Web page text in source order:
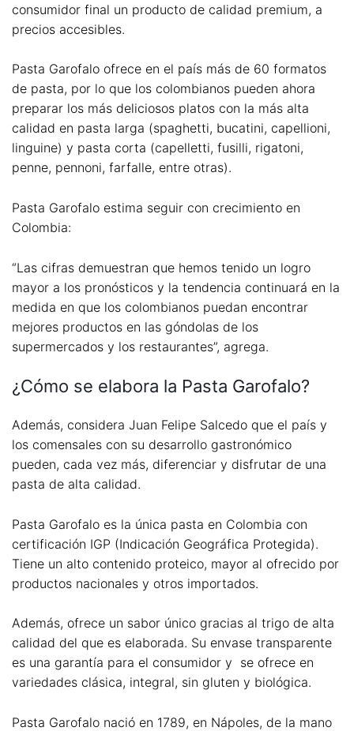
consumidor final un producto de calidad premium, a
precios accesibles.
Pasta Garofalo ofrece en el país más de 60 formatos
de pasta, por lo que los colombianos pueden ahora
preparar los más deliciosos platos con la más alta
calidad en pasta larga (spaghetti, bucatini, capellioni,
linguine) y pasta corta (capelletti, fusilli, rigatoni,
penne, pennoni, farfalle, entre otras).
Pasta Garofalo estima seguir con crecimiento en
Colombia:
“Las cifras demuestran que hemos tenido un logro
mayor a los pronósticos y la tendencia continuará en la
medida en que los colombianos puedan encontrar
mejores productos en las góndolas de los
supermercados y los restaurantes”, agrega.
¿Cómo se elabora la Pasta Garofalo?
Además, considera Juan Felipe Salcedo que el país y
los comensales con su desarrollo gastronómico
pueden, cada vez más, diferenciar y disfrutar de una
pasta de alta calidad.
Pasta Garofalo es la única pasta en Colombia con
certificación IGP (Indicación Geográfica Protegida).
Tiene un alto contenido proteico, mayor al ofrecido por
productos nacionales y otros importados.
Además, ofrece un sabor único gracias al trigo de alta
calidad del que es elaborada. Su envase transparente
es una garantía para el consumidor y se ofrece en
variedades clásica, integral, sin gluten y biológica.
Pasta Garofalo nació en 1789, en Nápoles, de la mano